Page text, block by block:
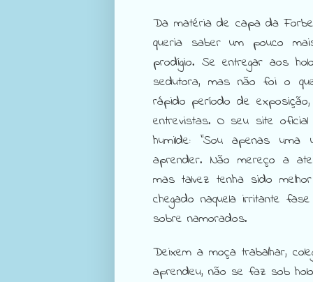
Da matéria de capa da
queria saber um pouco
prodígio. Se entregar aos
sedutora, mas não foi o
rápido período de
entrevistas. O seu site
humilde: “Sou apenas
aprender. Não mereço a
mas talvez tenha sido
chegado naquela irritante
sobre namorados.
Deixem a moça trabalhar,
aprendeu, não se faz sob